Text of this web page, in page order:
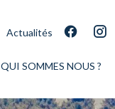
Actualités
QUI SOMMES NOUS ?